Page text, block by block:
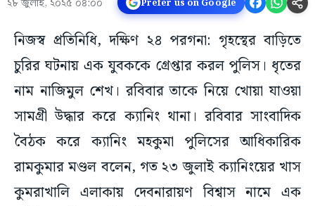
২৮ জুলাই, ২০২৫ ০৪:০০
নিজস্ব প্রতিনিধি, দক্ষিণ ২৪ পরগনা: গৃহস্থের বাড়িতে
চুরির ঘটনায় এক যুবককে গ্রেপ্তার করল পুলিস। ধৃতের
নাম নাজিমুল শেখ। রবিবার তাকে নিয়ে খোয়া যাওয়া
সামগ্রী উদ্ধার করে ক্যানিং থানা। রবিবার সাংবাদিক
বৈঠক করে ক্যানিং মহকুমা পুলিসের আধিকারিক
রামকুমার মণ্ডল বলেন, গত ২৩ জুলাই ক্যানিংয়ের খাস
কুমরাখালি এলাকায় দেবনারায়ণ বিশ্বাস নামে এক